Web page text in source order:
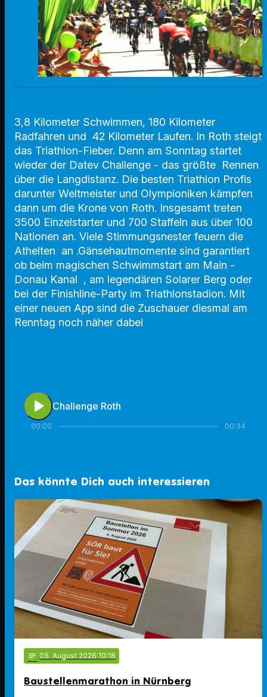
3,8 Kilometer Schwimmen, 180 Kilometer
Radfahren und 42 Kilometer Laufen. In Roth steigt
das Triathlon-Fieber. Denn am Sonntag startet
wieder der Datev Challenge - das größte Rennen
über die Langdistanz. Die besten Triathlon Profis
darunter Weltmeister und Olympioniken kämpfen
dann um die Krone von Roth. Insgesamt treten
3500 Einzelstarter und 700 Staffeln aus über 100
Nationen an. Viele Stimmungsnester feuern die
Athelten an .Gänsehautmomente sind garantiert
ob beim magischen Schwimmstart am Main -
Donau Kanal , am legendären Solarer Berg oder
bei der Finishline-Party im Triathlonstadion. Mit
einer neuen App sind die Zuschauer diesmal am
Renntag noch näher dabei
play_arrow Challenge Roth
00:00 00:34
Das könnte Dich auch interessieren
notes 05. August 2026 10:18
Baustellenmarathon in Nürnberg